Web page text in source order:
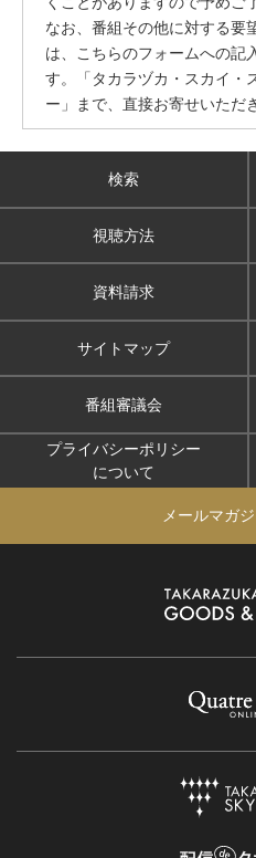
なお、番組その他に対する要
は、こちらのフォームへの記
す。「タカラヅカ・スカイ
ー」まで、直接お寄せいただ
検索
視聴方法
資料請求
サイトマップ
番組審議会
プライバシーポリシー
について
メールマガ